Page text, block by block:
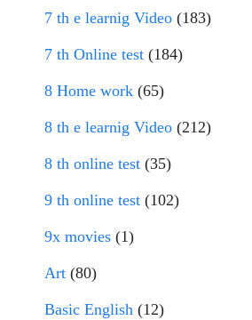
7 th e learnig Video (183)
7 th Online test (184)
8 Home work (65)
8 th e learnig Video (212)
8 th online test (35)
9 th online test (102)
9x movies (1)
Art (80)
Basic English (12)